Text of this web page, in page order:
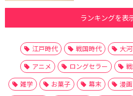
ランキングを表
江戸時代 戦国時代 大
アニメ
ロングセラー
雑学
お菓子 幕末 漫画